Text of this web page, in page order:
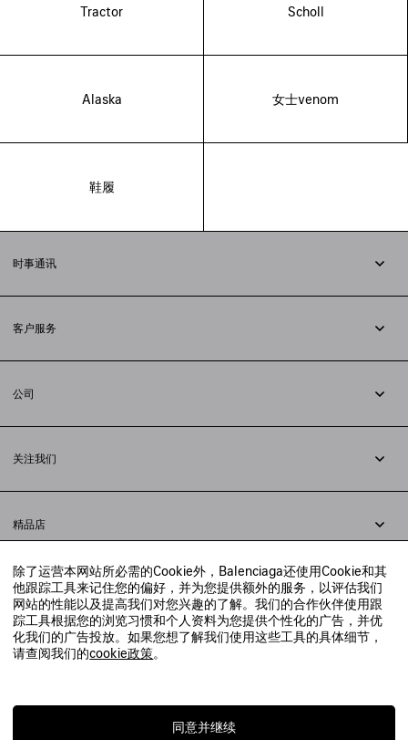
除了运营本网站所必需的Cookie外，Balenciaga还使用Cookie和其
他跟踪工具来记住您的偏好，并为您提供额外的服务，以评估我们
网站的性能以及提高我们对您兴趣的了解。我们的合作伙伴使用跟
踪工具根据您的浏览习惯和个人资料为您提供个性化的广告，并优
化我们的广告投放。如果您想了解我们使用这些工具的具体细节，
请查阅我们的cookie政策。
同意并继续
Tractor Scholl
Alaska 女士venom
鞋履
时事通讯
客户服务
配送方式
支付
常见问题解答
公司
法律问题
联合国世界粮食计划署
举报平台
关注我们
小红书
精品店
寻找附近的精品店
实时聊天客服
发送邮件
我们将在24小时内给予回复
联系我们：400-610-6018
© 2020 巴黎世家贸易（上海）有限公司